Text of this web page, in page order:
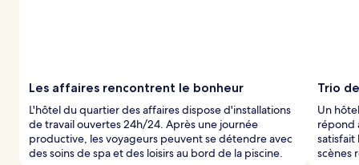
Les affaires rencontrent le bonheur
L'hôtel du quartier des affaires dispose d'installations
de travail ouvertes 24h/24. Après une journée
productive, les voyageurs peuvent se détendre avec
des soins de spa et des loisirs au bord de la piscine.
Trio
Un
répond
satisfait
scènes